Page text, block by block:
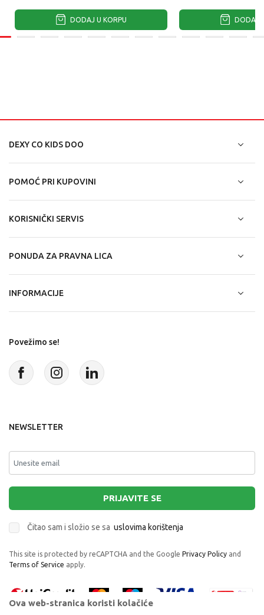
DODAJ U KORPU DODAJ
DEXY CO KIDS DOO
POMOĆ PRI KUPOVINI
KORISNIČKI SERVIS
PONUDA ZA PRAVNA LICA
INFORMACIJE
Povežimo se!
NEWSLETTER
PRIJAVITE SE
Čitao sam i složio se sa uslovima korištenja
This site is protected by reCAPTCHA and the Google Privacy Policy and
Terms of Service apply.
Ova web-stranica koristi kolačiće